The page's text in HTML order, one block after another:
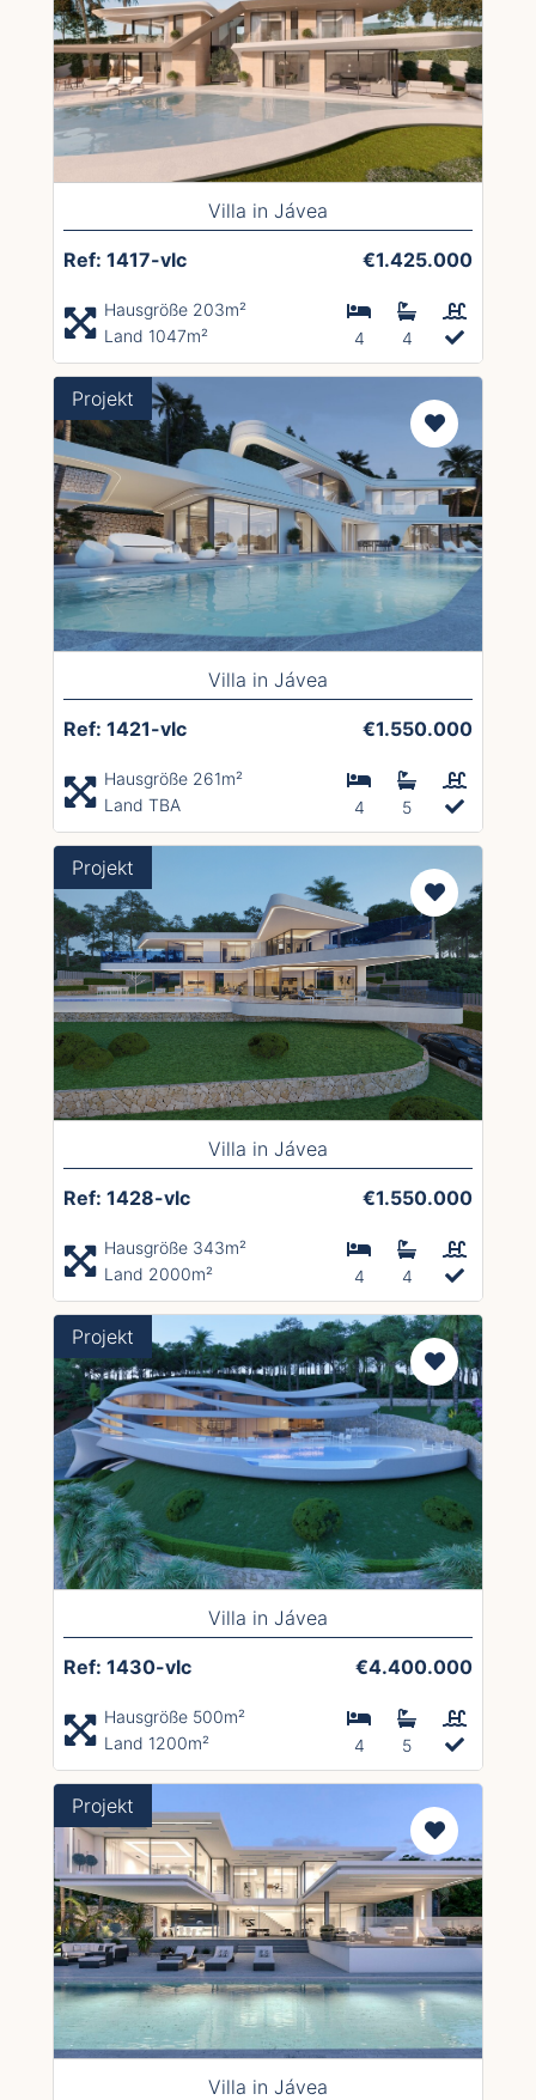
Villa in Jávea
Ref: 1417-vlc €1.425.000
Hausgröße 203m²
Land 1047m²
4 4
Projekt
Villa in Jávea
Ref: 1421-vlc €1.550.000
Hausgröße 261m²
Land TBA
4 5
Projekt
Villa in Jávea
Ref: 1428-vlc €1.550.000
Hausgröße 343m²
Land 2000m²
4 4
Projekt
Villa in Jávea
Ref: 1430-vlc €4.400.000
Hausgröße 500m²
Land 1200m²
4 5
Projekt
Villa in Jávea